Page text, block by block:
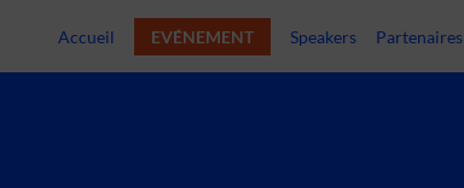
Accueil EVÉNEMENT Speakers Partenaires